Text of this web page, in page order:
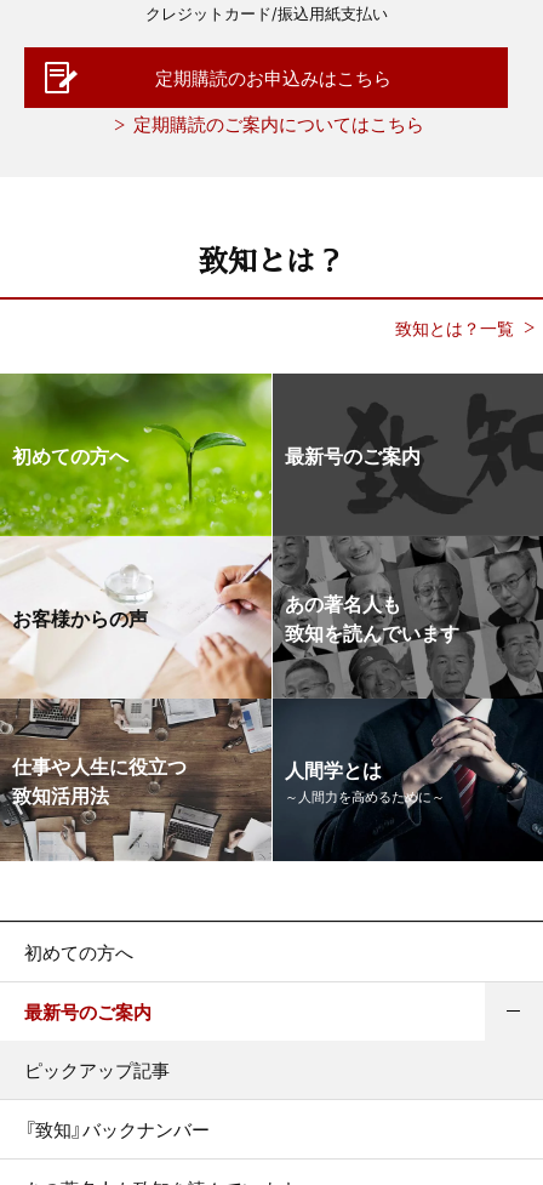
クレジットカード/振込用紙支払い
定期購読のお申込みはこちら
定期購読のご案内についてはこちら
致知とは？
致知とは？一覧
初めての方へ 最新号のご案内
お客様からの声
あの著名人も
致知を読んでいます
仕事や人生に役立つ
致知活用法
人間学とは
～人間力を高めるために～
初めての方へ
最新号のご案内
ピックアップ記事
『致知』バックナンバー